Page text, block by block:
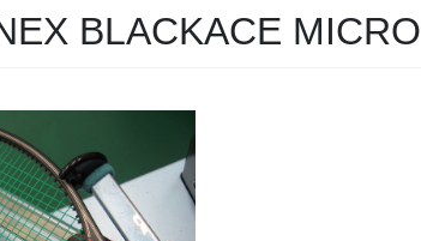
BLACKACE MICRO